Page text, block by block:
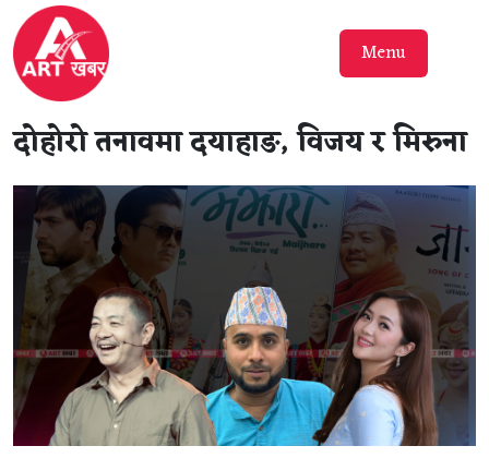
Menu
दोहोरो तनावमा दयाहाङ, विजय र मिरुना